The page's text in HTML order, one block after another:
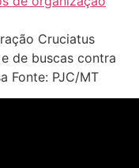
Cruciatus
de buscas contra
Fonte: PJC/MT